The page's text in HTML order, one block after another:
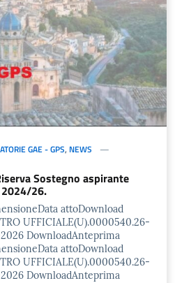
GAE - GPS, NEWS
Sostegno aspirante
2024/26.
attoDownload
UFFICIALE(U).0000540.26-
DownloadAnteprima
attoDownload
UFFICIALE(U).0000540.26-
DownloadAnteprima